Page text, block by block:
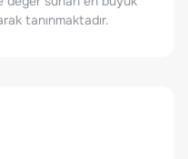
tanınmaktadır.